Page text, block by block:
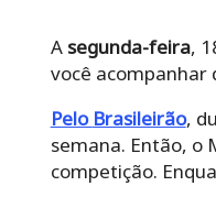
A segunda-feira,
você acompanhar
Pelo Brasileirão,
semana. Então, o
competição.